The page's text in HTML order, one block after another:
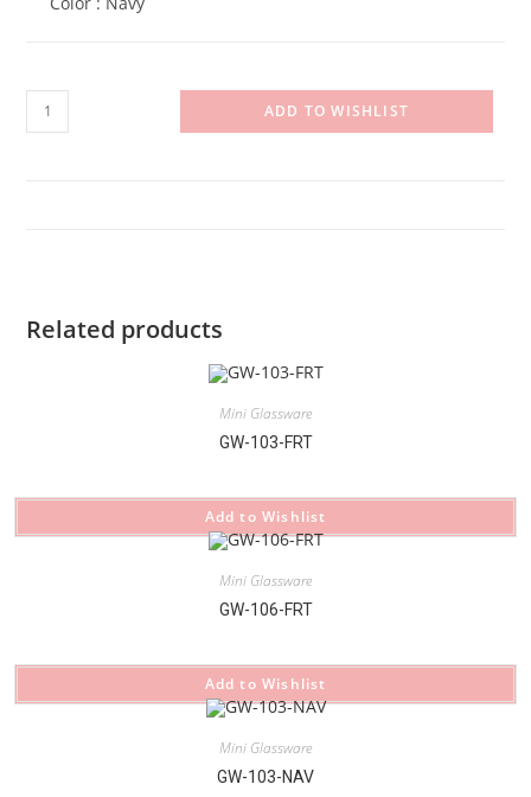
GW-
106-
ADD TO WISHLIST
Related products
Mini Glassware
GW-103-FRT
Add to Wishlist
Mini Glassware
GW-106-FRT
Add to Wishlist
Mini Glassware
GW-103-NAV